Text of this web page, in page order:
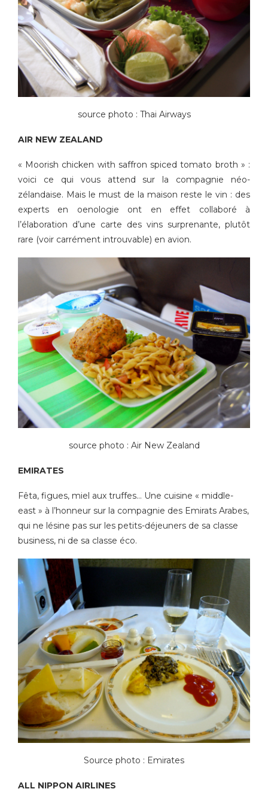
source photo : Thai Airways
AIR NEW ZEALAND
« Moorish chicken with saffron spiced tomato broth » :
voici ce qui vous attend sur la compagnie néo-
zélandaise. Mais le must de la maison reste le vin : des
experts en oenologie ont en effet collaboré à
l’élaboration d’une carte des vins surprenante, plutôt
rare (voir carrément introuvable) en avion.
source photo : Air New Zealand
EMIRATES
Fêta, figues, miel aux truffes… Une cuisine « middle-
east » à l’honneur sur la compagnie des Emirats Arabes,
qui ne lésine pas sur les petits-déjeuners de sa classe
business, ni de sa classe éco.
Source photo : Emirates
ALL NIPPON AIRLINES